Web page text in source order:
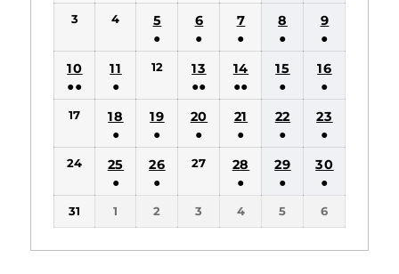
(1
件
の
イ
ベ
ン
ト)
(1
件
の
イ
ベ
ン
ト)
3 4
5
●
(1
の
イ
ベ
ン
ト)
6
●
(1
件
の
イ
ベ
ン
7
●
(1
件
の
イ
ベ
ン
ト)
8
●
(1
件
の
イ
ベ
ン
ト)
9
●
(1
件
の
イ
ベ
ン
ト)
10
●●
(2
の
イ
ン
ト)
11
●
(1
件
の
イ
ベ
ン
ト)
12
13
●●
(2
件
の
イ
ン
ト)
14
●●
(2
件
の
イ
ベ
ン
ト)
15
●
(1
件
の
イ
ベ
ン
ト)
16
●
(1
件
の
イ
ベ
ン
ト)
17
18
●
(1
件
イ
ン
19
●
(1
件
イ
ン
20
●
(1
イ
ン
21
●
(1
件
イ
ン
22
●
(1
件
イ
ン
23
●
(1
件
イ
ン
24
25
●
26
●
27
28
●
29
●
30
●
31 1 2 3 4 5 6